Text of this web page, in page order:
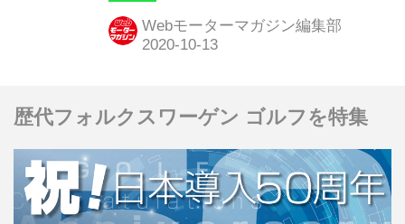
両価格は263万円となる。
Webモーターマガジン編集部
歴代フォルクスワーゲン ゴルフを特集